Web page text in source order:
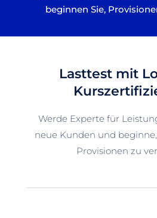
beginnen Sie,
Lasttest mit
Werde Experte für
neue Kunden und
Provisionen zu